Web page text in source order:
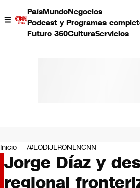
PaísMundoNegocios
Podcast y Programas
Futuro 360CulturaServicios
Negocios
Deportes
Programas completos
Cultura
Inicio #LODIJERONENCNN
Jorge Díaz y
regional